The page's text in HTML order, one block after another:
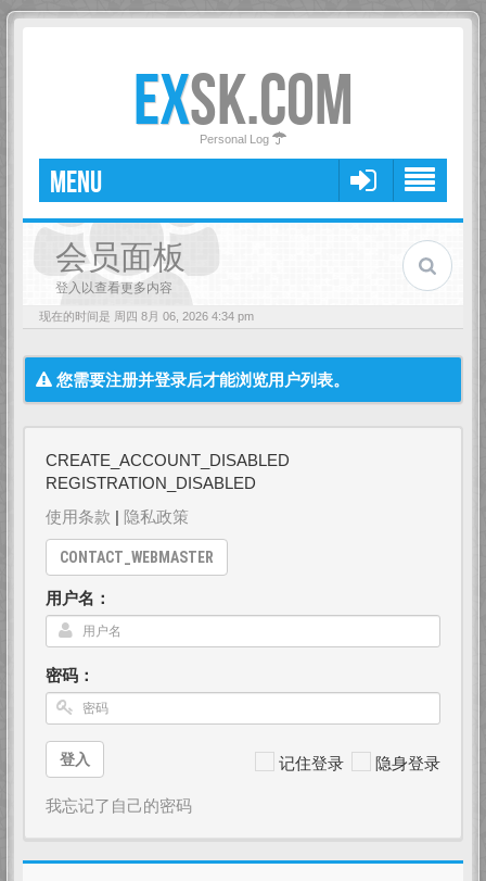
EXSK.COM
Personal Log
MENU
会员面板
登入以查看更多内容
现在的时间是 周四 8月 06, 2026 4:34 pm
您需要注册并登录后才能浏览用户列表。
CREATE_ACCOUNT_DISABLED
REGISTRATION_DISABLED
使用条款 | 隐私政策
CONTACT_WEBMASTER
用户名：
密码：
记住登录 隐身登录
登入
我忘记了自己的密码